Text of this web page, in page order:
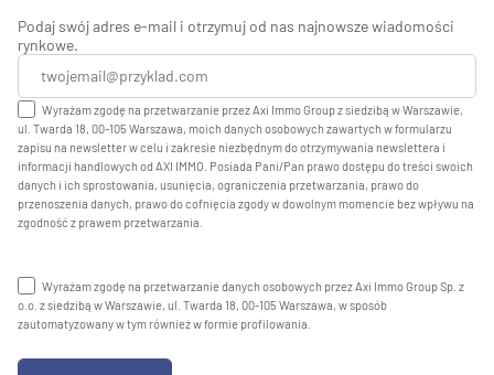
Podaj swój adres e-mail i otrzymuj od nas najnowsze wiadomości
rynkowe.
Wyrażam zgodę na przetwarzanie przez Axi Immo Group z siedzibą w Warszawie,
ul. Twarda 18, 00-105 Warszawa, moich danych osobowych zawartych w formularzu
zapisu na newsletter w celu i zakresie niezbędnym do otrzymywania newslettera i
informacji handlowych od AXI IMMO. Posiada Pani/Pan prawo dostępu do treści swoich
danych i ich sprostowania, usunięcia, ograniczenia przetwarzania, prawo do
przenoszenia danych, prawo do cofnięcia zgody w dowolnym momencie bez wpływu na
zgodność z prawem przetwarzania.
Wyrażam zgodę na przetwarzanie danych osobowych przez Axi Immo Group Sp. z
o.o. z siedzibą w Warszawie, ul. Twarda 18, 00-105 Warszawa, w sposób
zautomatyzowany w tym również w formie profilowania.